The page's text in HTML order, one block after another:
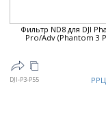
Фильтр ND8 для DJI
Pro/Adv (Phantom 3
DJI-P3-P55